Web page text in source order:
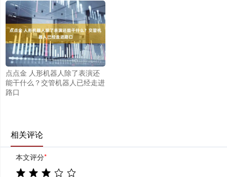
点点金 人形机器人除了表演还
能干什么？交管机器人已经走进
路口
相关评论
本文评分*